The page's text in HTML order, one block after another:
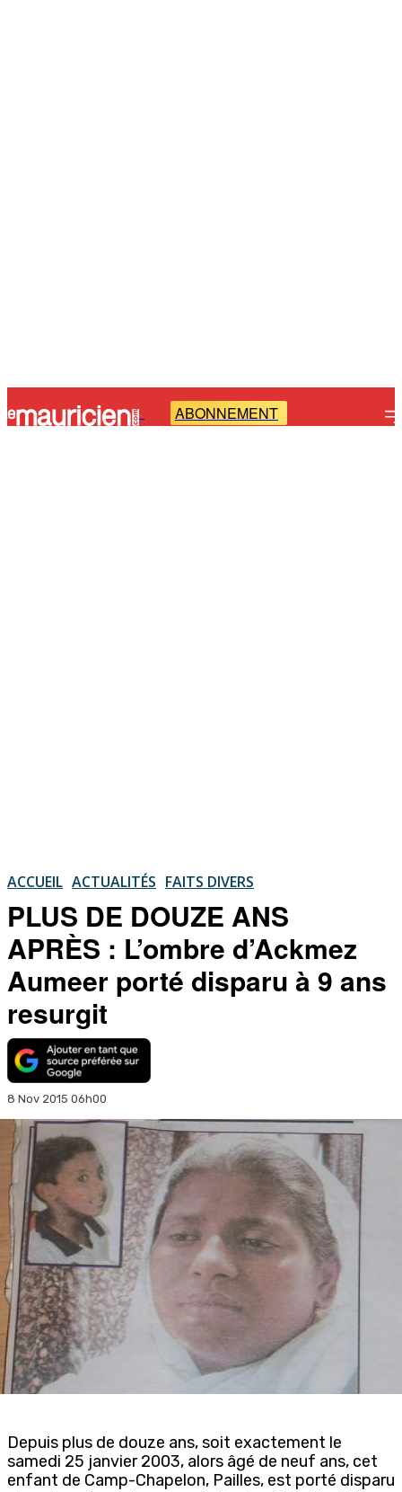
- ABONNEMENT
ACCUEIL ACTUALITÉS FAITS DIVERS
PLUS DE DOUZE ANS
APRÈS : L’ombre d’Ackmez
Aumeer porté disparu à 9 ans
resurgit
8 Nov 2015 06h00
Depuis plus de douze ans, soit exactement le
samedi 25 janvier 2003, alors âgé de neuf ans, cet
enfant de Camp-Chapelon, Pailles, est porté disparu